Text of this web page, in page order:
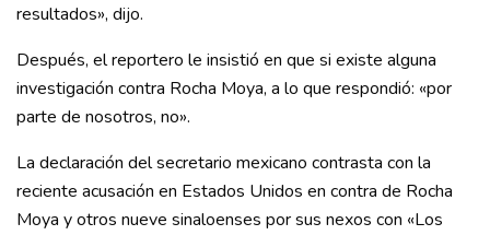
resultados», dijo.
Después, el reportero le insistió en que si existe alguna
investigación contra Rocha Moya, a lo que respondió: «por
parte de nosotros, no».
La declaración del secretario mexicano contrasta con la
reciente acusación en Estados Unidos en contra de Rocha
Moya y otros nueve sinaloenses por sus nexos con «Los